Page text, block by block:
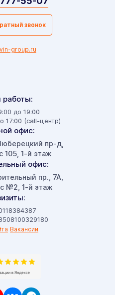
работы:
до 19:00
17:00 (call-центр)
офис:
пр-д,
105, 1-й этаж
офис:
пр., 7А,
№2, 1-й этаж
Вакансии
звонок
group.ru